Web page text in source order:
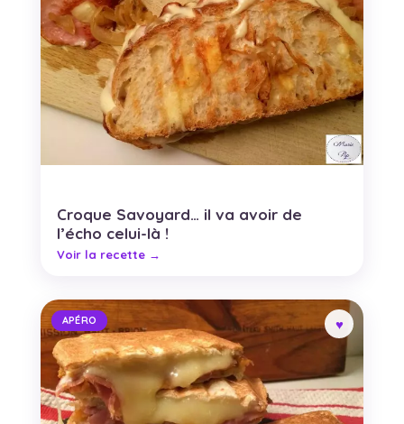
Croque Savoyard… il va avoir de
l’écho celui-là !
APÉRO